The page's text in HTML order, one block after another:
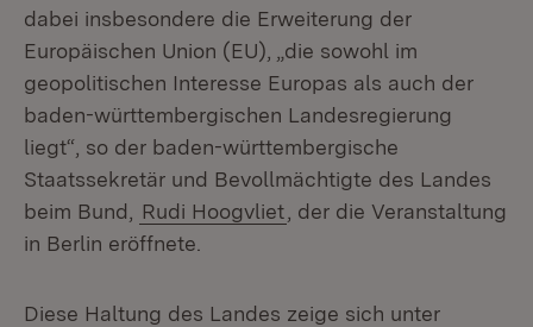
dabei insbesondere die Erweiterung der
Europäischen Union (EU), „die sowohl im
geopolitischen Interesse Europas als auch der
baden-württembergischen Landesregierung
liegt“, so der baden-württembergische
Staatssekretär und Bevollmächtigte des Landes
beim Bund,
Rudi Hoogvliet , der die Veranstaltung
in Berlin eröffnete.
Diese Haltung des Landes zeige sich unter